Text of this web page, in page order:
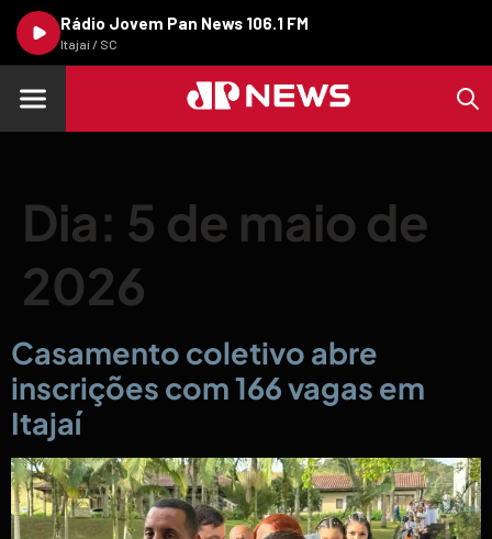
Rádio Jovem Pan News 106.1 FM
Itajaí / SC
Dia: 5 de maio de
2026
Casamento coletivo abre
inscrições com 166 vagas em
Itajaí